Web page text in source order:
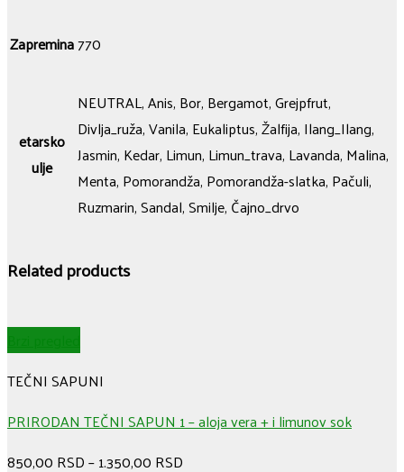
Zapremina770
etarsko
ulje
NEUTRAL, Anis, Bor, Bergamot, Grejpfrut,
Divlja_ruža, Vanila, Eukaliptus, Žalfija, Ilang_Ilang,
Jasmin, Kedar, Limun, Limun_trava, Lavanda, Malina,
Menta, Pomorandža, Pomorandža-slatka, Pačuli,
Ruzmarin, Sandal, Smilje, Čajno_drvo
Related products
TEČNI SAPUNI
PRIRODAN TEČNI SAPUN 1 – aloja vera + i limunov sok
850,00 RSD–1.350,00 RSD